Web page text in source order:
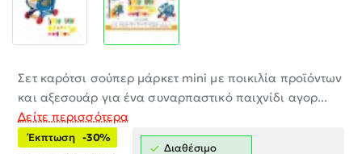
Σετ καρότσι σούπερ μάρκετ mini με ποικιλία προϊόντων
και αξεσουάρ για ένα συναρπαστικό παιχνίδι αγορ...
Δείτε περισσότερα
Έκπτωση -30%
Διαθέσιμο